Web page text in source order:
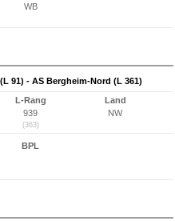
WB
91) - AS Bergheim-Nord (L 361)
L-Rang
939
(363)
Land
NW
BPL